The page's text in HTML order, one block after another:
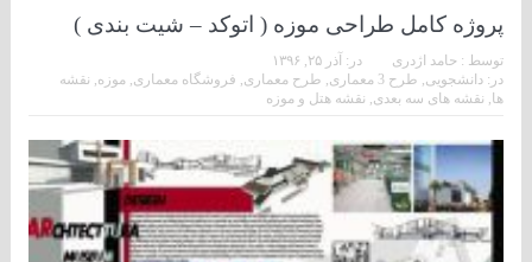
پروژه کامل طراحی موزه ( اتوکد – شیت بندی )
توسط : حامد اژدری در: آذر ۲۵, ۱۳۹۶
در: دانشجویی طرح 3 معماری طرح معماری فروشگاه معماری موزه نقشه
ها نقشه های سه بعدی نقشه هتل و موزه